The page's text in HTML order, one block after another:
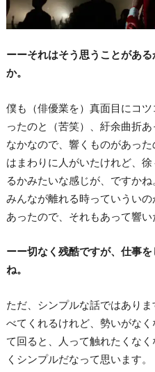
ーーそれはそう思うことがあ
か。
僕も（俳優業を）真面目にコ
ったのと（苦笑）、紆余曲折
なかなので、響くものがあっ
はまわりに人がいたけれど、
るかみたいな感じが、ですか
みんなが離れる時っていうい
あったので、それもあって響い
ーー切なく残酷ですが、仕事
ね。
ただ、シンプルな話ではあり
べてくれるけれど、勢いがな
て回ると、人って触れたくな
くシンプルだなって思います。